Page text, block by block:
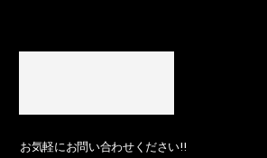
お気軽にお問い合わせください!!